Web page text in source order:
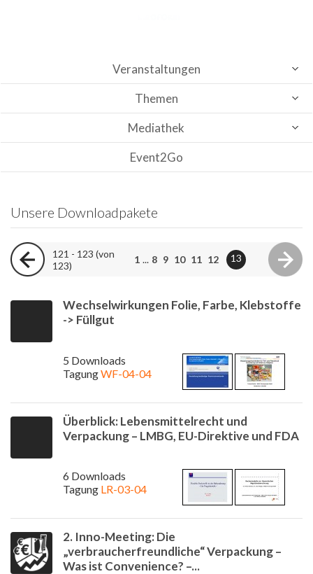
Veranstaltungen
Themen
Mediathek
Event2Go
Unsere Downloadpakete
121 - 123 (von
123)
1 ... 8 9 10 11 12 13
Wechselwirkungen Folie, Farbe, Klebstoffe
-> Füllgut
5 Downloads
TagungWF-04-04
Überblick: Lebensmittelrecht und
Verpackung – LMBG, EU-Direktive und FDA
6 Downloads
Tagung LR-03-04
2. Inno-Meeting: Die
„verbraucherfreundliche“ Verpackung –
Was ist Convenience? –...